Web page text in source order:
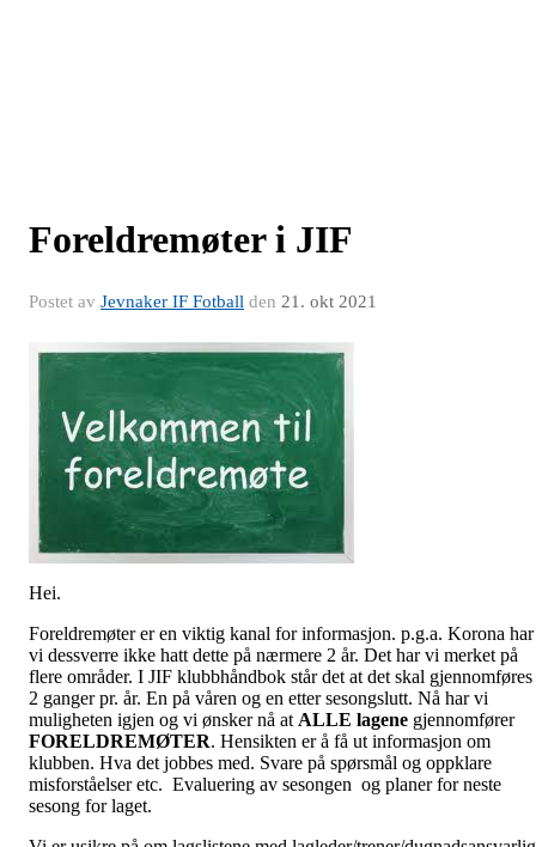
Foreldremøter i JIF
Postet av Jevnaker IF Fotball den 21. okt 2021
Hei.
Foreldremøter er en viktig kanal for informasjon. p.g.a. Korona har
vi dessverre ikke hatt dette på nærmere 2 år. Det har vi merket på
flere områder. I JIF klubbhåndbok står det at det skal gjennomføres
2 ganger pr. år. En på våren og en etter sesongslutt. Nå har vi
muligheten igjen og vi ønsker nå at ALLE lagene gjennomfører
FORELDREMØTER. Hensikten er å få ut informasjon om
klubben. Hva det jobbes med. Svare på spørsmål og oppklare
misforståelser etc. Evaluering av sesongen og planer for neste
sesong for laget.